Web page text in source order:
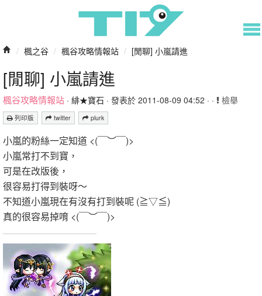
/ 楓之谷 / 楓谷攻略情報站 / [閒聊] 小嵐請進
[閒聊] 小嵐請進
楓谷攻略情報站 · 緋★寶石 · 發表於 2011-08-09 04:52 · · 檢舉
列印版 twitter plurk
小嵐的粉絲一定知道 <(￣︶￣)>
小嵐常打不到寶，
可是在改版後，
很容易打得到裝呀～
不知道小嵐現在有沒有打到裝呢 (≧▽≦)
真的很容易掉唷 <(￣︶￣)>